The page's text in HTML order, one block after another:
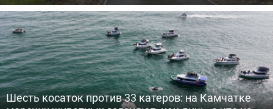
Шесть косаток против 33 катеров: на Камчатке